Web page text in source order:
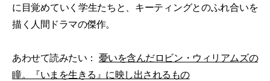
に目覚めていく学生たちと、キーティングとのふれ合いを
描く人間ドラマの傑作。
あわせて読みたい： 憂いを含んだロビン・ウィリアムズの
瞳。『いまを生きる』に映し出されるもの